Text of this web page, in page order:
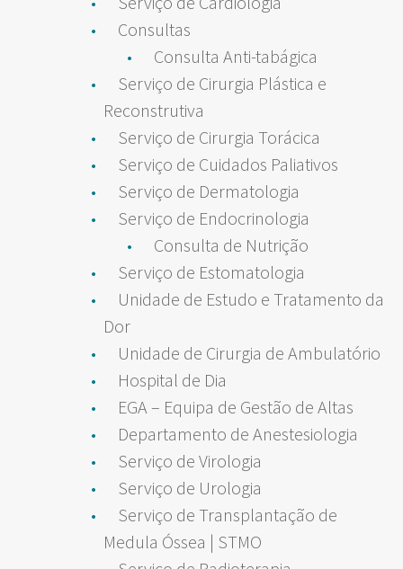
Consultas
Consulta Anti-tabágica
Serviço de Cirurgia Plástica e
Reconstrutiva
Serviço de Cirurgia Torácica
Serviço de Cuidados Paliativos
Serviço de Dermatologia
Serviço de Endocrinologia
Consulta de Nutrição
Serviço de Estomatologia
Unidade de Estudo e Tratamento da
Dor
Unidade de Cirurgia de Ambulatório
Hospital de Dia
EGA – Equipa de Gestão de Altas
Departamento de Anestesiologia
Serviço de Virologia
Serviço de Urologia
Serviço de Transplantação de
Medula Óssea | STMO